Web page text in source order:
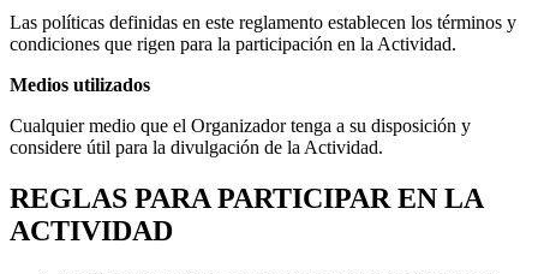
Las políticas definidas en este reglamento establecen los términos y
condiciones que rigen para la participación en la Actividad.
Medios utilizados
Cualquier medio que el Organizador tenga a su disposición y
considere útil para la divulgación de la Actividad.
REGLAS PARA PARTICIPAR EN LA
ACTIVIDAD